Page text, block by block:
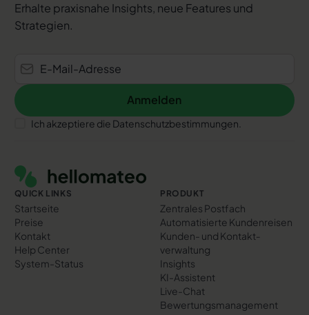
Erhalte praxisnahe Insights, neue Features und
Strategien.
Anmelden
Anmelden
Ich akzeptiere die Datenschutzbestimmungen.
QUICK LINKS
Startseite
Preise
Kontakt
Help Center
System-Status
PRODUKT
Zentrales Postfach
Automatisierte Kundenreisen
Kunden- und Kontakt­
verwaltung
Insights
KI-Assistent
Live-Chat
Bewertungs­management